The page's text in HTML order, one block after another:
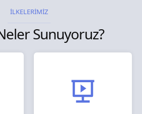
İLKELERİMİZ
Sunuyoruz?